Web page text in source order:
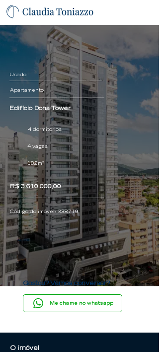
Usado
Apartamento
Edifício Doha Tower
4 dormitórios
4 vagas
182m²
R$3.610.000,00
Código do imóvel: 338719
Gostou? Vamos conversar?
Me chame no whatsapp
O imóvel